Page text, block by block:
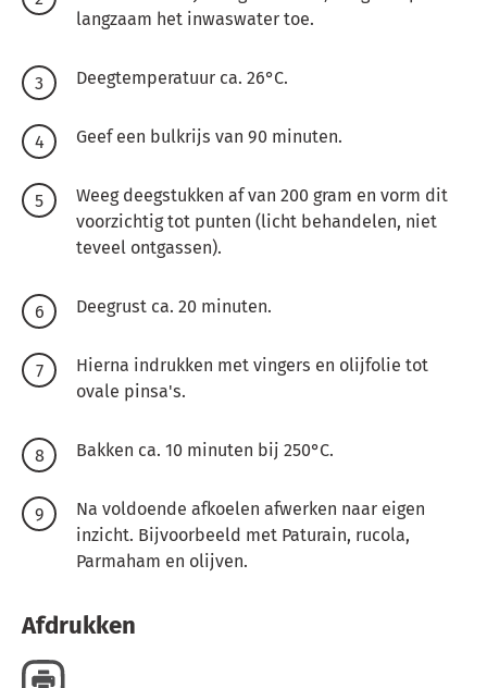
langzaam het inwaswater toe.
Deegtemperatuur ca. 26°C.
Geef een bulkrijs van 90 minuten.
Weeg deegstukken af van 200 gram en vorm dit
voorzichtig tot punten (licht behandelen, niet
teveel ontgassen).
Deegrust ca. 20 minuten.
Hierna indrukken met vingers en olijfolie tot
ovale pinsa's.
Bakken ca. 10 minuten bij 250°C.
Na voldoende afkoelen afwerken naar eigen
inzicht. Bijvoorbeeld met Paturain, rucola,
Parmaham en olijven.
Afdrukken